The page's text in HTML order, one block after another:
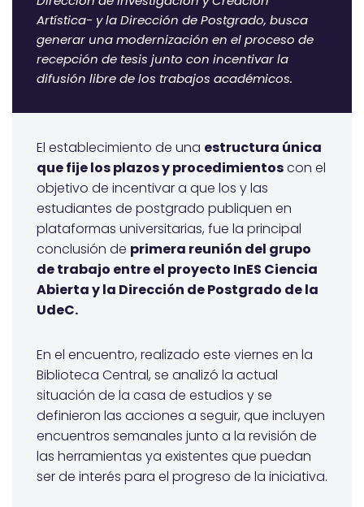
Artística- y la Dirección de Postgrado, busca
generar una modernización en el proceso de
recepción de tesis junto con incentivar la
difusión libre de los trabajos académicos.
El establecimiento de una estructura única
que fije los plazos y procedimientoscon el
objetivo de incentivar a que los y las
estudiantes de postgrado publiquen en
plataformas universitarias, fue la principal
conclusión de primera reunión del grupo
de trabajo entre el proyecto InES Ciencia
Abierta y la Dirección de Postgrado de la
UdeC.
En el encuentro, realizado este viernes en la
Biblioteca Central, se analizó la actual
situación de la casa de estudios y se
definieron las acciones a seguir, que incluyen
encuentros semanales junto a la revisión de
las herramientas ya existentes que puedan
ser de interés para el progreso de la iniciativa.